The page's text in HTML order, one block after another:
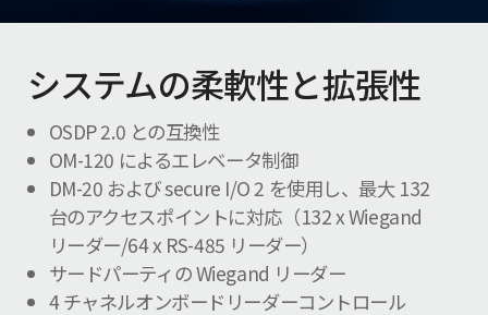
システムの柔軟性と拡張性
OSDP 2.0 との互換性
OM-120 によるエレベータ制御
DM-20 および secure I/O 2 を使用し、最大 132
台のアクセスポイントに対応（132 x Wiegand
リーダー/64 x RS-485 リーダー）
サードパーティの Wiegand リーダー
4 チャネルオンボードリーダーコントロール